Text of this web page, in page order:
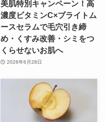
美肌特別キャンペーン！高
濃度ビタミンC×ブライトム
ースセラムで毛穴引き締
め・くすみ改善・シミをつ
くらせないお肌へ
2026年6月28日